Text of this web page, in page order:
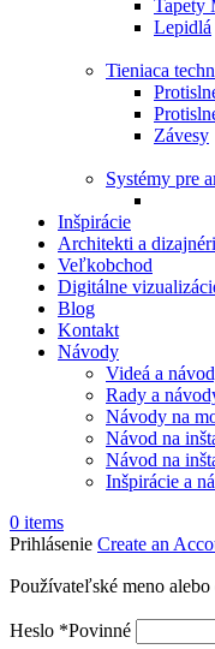
Tapety
Lepidlá
Tieniaca
Závesy
Systémy pre
Inšpirácie
Architekti a dizajnéri
Veľkobchod
Digitálne
Blog
Kontakt
Návody
Videá a
Rady a
Návody na
Návod na
Návod na
Inšpirácie a
0 items
Prihlásenie Create an
Používateľské meno alebo
Heslo *Povinné